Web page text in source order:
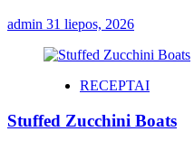
admin 31 liepos, 2026
RECEPTAI
Stuffed Zucchini Boats